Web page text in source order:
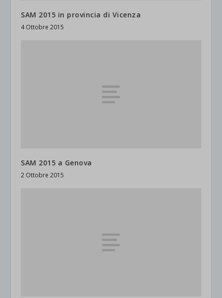
SAM 2015 in provincia di Vicenza
4 Ottobre 2015
SAM 2015 a Genova
2 Ottobre 2015